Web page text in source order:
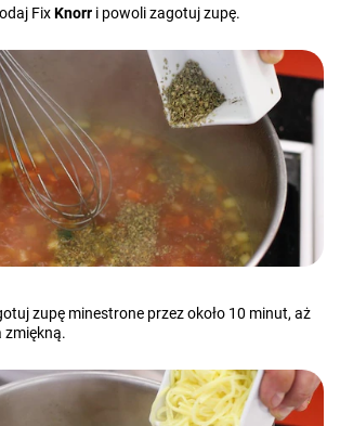
FixKnorr i powoli zagotuj zupę.
zupę minestrone przez około 10 minut, aż
zmiękną.